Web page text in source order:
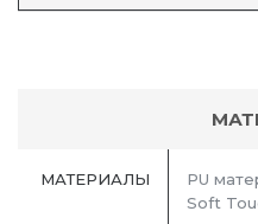
МАТЕРИАЛЫ
PU
Soft